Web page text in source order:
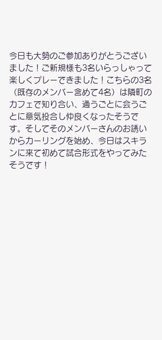
今日も大勢のご参加ありがとうござい
ました！ご新規様も3名いらっしゃって
楽しくプレーできました！こちらの3名
（既存のメンバー含めて4名）は隣町の
カフェで知り合い、通うごとに会うご
とに意気投合し仲良くなったそうで
す。そしてそのメンバーさんのお誘い
からカーリングを始め、今日はスキラ
ンに来て初めて試合形式をやってみた
そうです！